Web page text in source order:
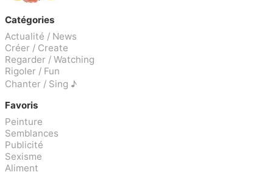
Catégories
Actualité / News
Créer / Create
Regarder / Watching
Rigoler / Fun
Chanter / Sing ♪
Favoris
Peinture
Semblances
Publicité
Sexisme
Aliment